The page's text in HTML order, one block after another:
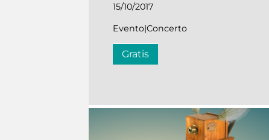
15/10/2017
Evento|Concerto
Gratis